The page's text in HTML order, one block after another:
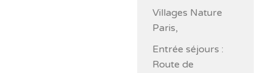
Villages Nature
Paris,
Entrée séjours :
Route de